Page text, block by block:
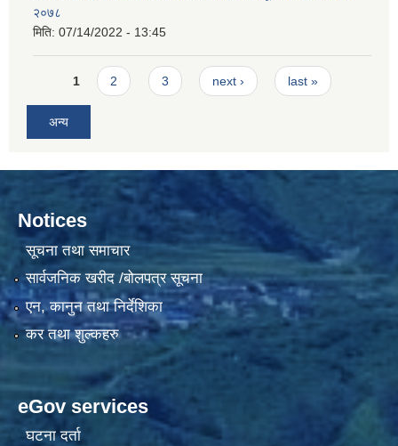
२०७८
मिति: 07/14/2022 - 13:45
Pages
1 2 3 next › last »
अन्य
Notices
सूचना तथा समाचार
सार्वजनिक खरीद /बोलपत्र सूचना
एन, कानुन तथा निर्देशिका
कर तथा शुल्कहरु
eGov services
घटना दर्ता